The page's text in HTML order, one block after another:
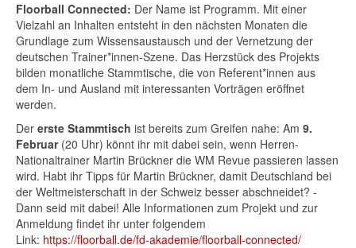
Floorball Connected: Der Name ist Programm. Mit einer
Vielzahl an Inhalten entsteht in den nächsten Monaten die
Grundlage zum Wissensaustausch und der Vernetzung der
deutschen Trainer*innen-Szene. Das Herzstück des Projekts
bilden monatliche Stammtische, die von Referent*innen aus
dem In- und Ausland mit interessanten Vorträgen eröffnet
werden.
Der erste Stammtisch ist bereits zum Greifen nahe: Am 9.
Februar(20 Uhr) könnt ihr mit dabei sein, wenn Herren-
Nationaltrainer Martin Brückner die WM Revue passieren lassen
wird. Habt ihr Tipps für Martin Brückner, damit Deutschland bei
der Weltmeisterschaft in der Schweiz besser abschneidet? -
Dann seid mit dabei! Alle Informationen zum Projekt und zur
Anmeldung findet ihr unter folgendem
Link: https://floorball.de/fd-akademie/floorball-connected/